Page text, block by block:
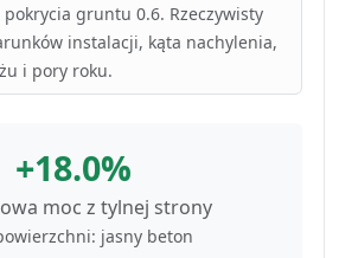
pokrycia gruntu 0.6. Rzeczywisty
instalacji, kąta nachylenia,
i pory roku.
+18.0%
moc z tylnej strony
jasny beton